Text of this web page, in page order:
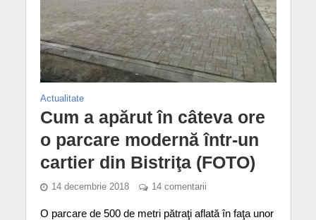
Actualitate
Cum a apărut în câteva ore
o parcare modernă într-un
cartier din Bistriţa (FOTO)
14 decembrie 2018 14 comentarii
O parcare de 500 de metri pătraţi aflată în faţa unor